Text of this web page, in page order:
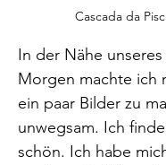
Cascada da
In der Nähe
Morgen machte ich
ein paar Bilder zu
unwegsam. Ich
schön. Ich habe